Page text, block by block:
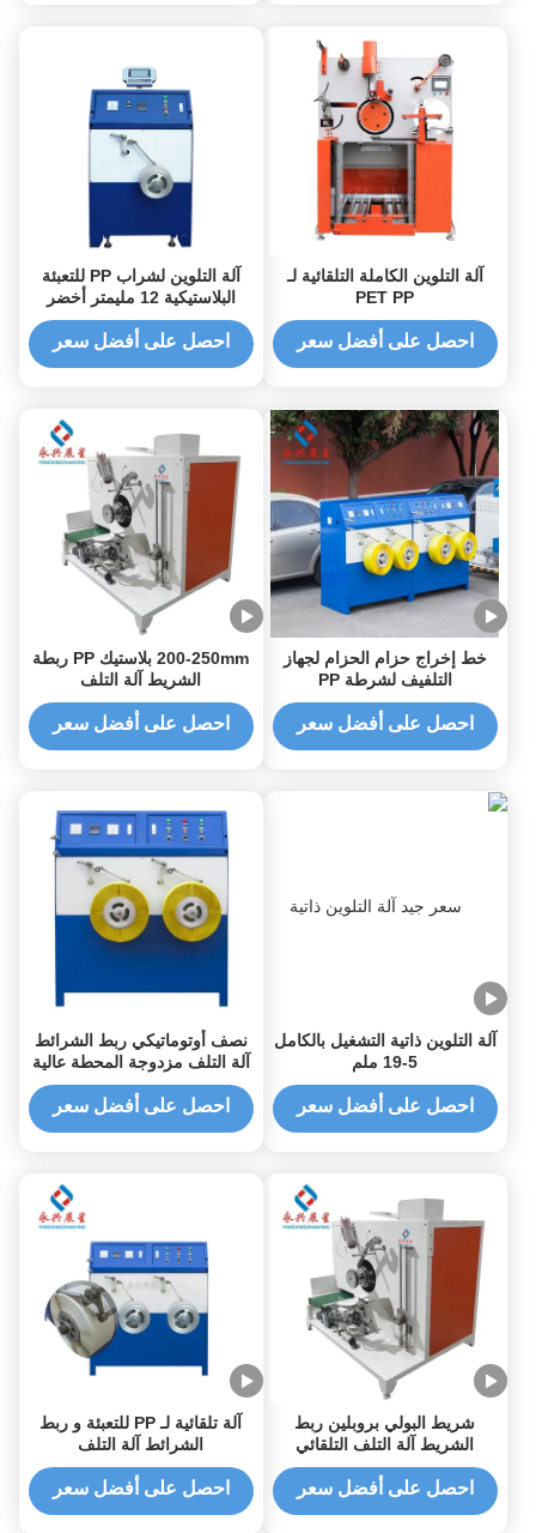
آلة التلوين الكاملة التلقائية لـ
PET PP
احصل على أفضل سعر
آلة التلوين لشراب PP للتعبئة
البلاستيكية 12 مليمتر أخضر
احصل على أفضل سعر
خط إخراج حزام الحزام لجهاز
التلفيف لشرطة PP
احصل على أفضل سعر
200-250mm بلاستيك PP ربطة
الشريط آلة التلف
احصل على أفضل سعر
آلة التلوين ذاتية التشغيل بالكامل
5-19 ملم
احصل على أفضل سعر
نصف أوتوماتيكي ربط الشرائط
آلة التلف مزدوجة المحطة عالية
السرعة
احصل على أفضل سعر
شريط البولي بروبلين ربط
الشريط آلة التلف التلقائي
بالكامل
احصل على أفضل سعر
آلة تلقائية لـ PP للتعبئة و ربط
الشرائط آلة التلف
احصل على أفضل سعر